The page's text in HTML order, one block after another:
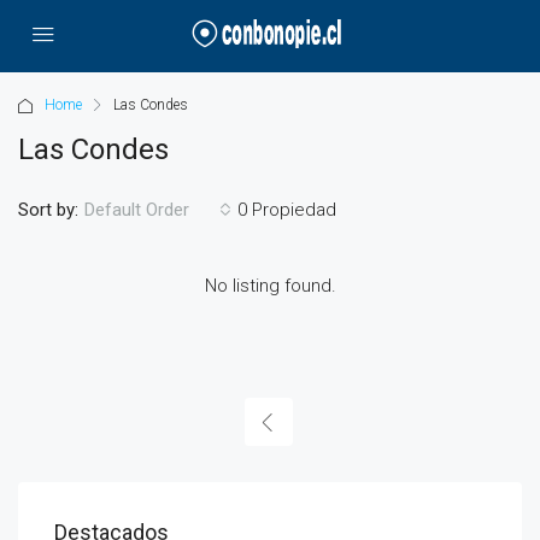
Home Las Condes
Las Condes
0 Propiedad
Sort by: Default Order
No listing found.
Destacados